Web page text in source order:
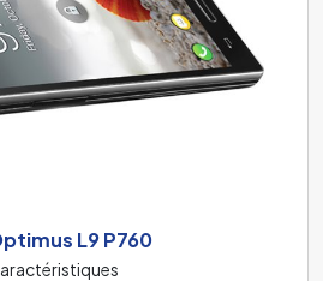
L9 P760